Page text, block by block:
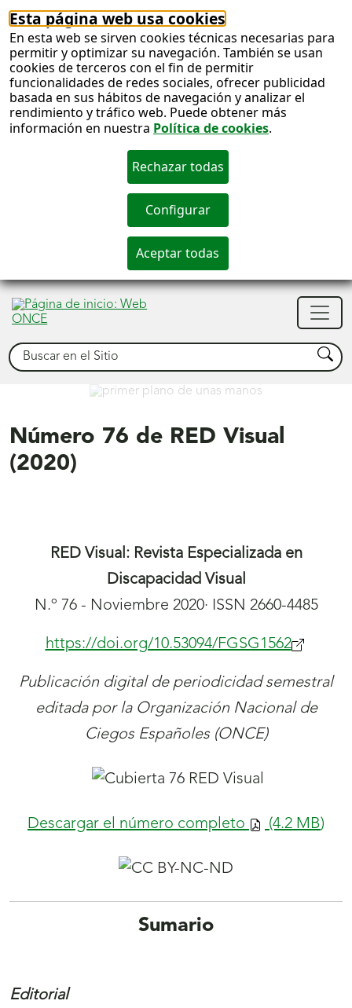
Esta página web usa cookies
En esta web se sirven cookies técnicas necesarias para
permitir y optimizar su navegación. También se usan
cookies de terceros con el fin de permitir
funcionalidades de redes sociales, ofrecer publicidad
basada en sus hábitos de navegación y analizar el
rendimiento y tráfico web. Puede obtener más
información en nuestra Política de cookies.
Buscar Buscar
Déjanos ayudarte
Número 76 de RED Visual
(2020)
RED Visual: Revista Especializada en
Discapacidad Visual
N.º 76 - Noviembre 2020· ISSN 2660-4485
https://doi.org/10.53094/FGSG1562(se
Publicación digital de periodicidad semestral
editada por la Organización Nacional de
Ciegos Españoles (ONCE)
Descargar el número completo (4.2 MB)
Sumario
Editorial